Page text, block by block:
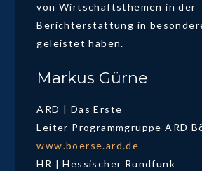
von Wirtschaftsthemen in der
Berichterstattung in
geleistet haben.
Markus Gürne
ARD | Das Erste
Leiter Programmgruppe ARD
www.boerse.ard.de
HR | Hessischer Rundfunk